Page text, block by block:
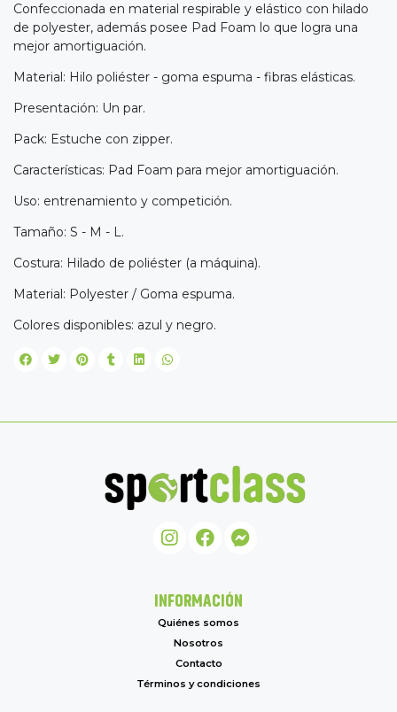
Confeccionada en material respirable y elástico con hilado
de polyester, además posee Pad Foam lo que logra una
mejor amortiguación.
Material: Hilo poliéster - goma espuma - fibras elásticas.
Presentación: Un par.
Pack: Estuche con zipper.
Características: Pad Foam para mejor amortiguación.
Uso: entrenamiento y competición.
Tamaño: S - M - L.
Costura: Hilado de poliéster (a máquina).
Material: Polyester / Goma espuma.
Colores disponibles: azul y negro.
INFORMACIÓN
Quiénes somos
Nosotros
Contacto
Términos y condiciones